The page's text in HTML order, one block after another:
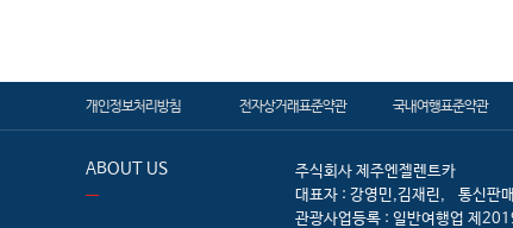
개인정보처리방침 전자상거래표준약관 국내여행표준약관
ABOUT US
주식회사 제주엔젤렌트카
대표자 : 강영민,김재린,
통신판
관광사업등록 : 일반여행업 제